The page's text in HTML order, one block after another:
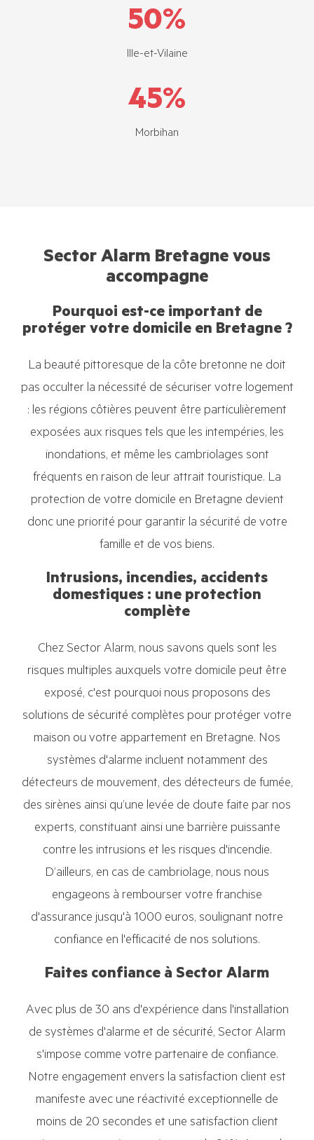
50%
Ille-et-Vilaine
45%
Morbihan
Sector Alarm Bretagne vous
accompagne
Pourquoi est-ce important de
protéger votre domicile en Bretagne ?
La beauté pittoresque de la côte bretonne ne doit
pas occulter la nécessité de sécuriser votre logement
: les régions côtières peuvent être particulièrement
exposées aux risques tels que les intempéries, les
inondations, et même les cambriolages sont
fréquents en raison de leur attrait touristique. La
protection de votre domicile en Bretagne devient
donc une priorité pour garantir la sécurité de votre
famille et de vos biens.
Intrusions, incendies, accidents
domestiques : une protection
complète
Chez Sector Alarm, nous savons quels sont les
risques multiples auxquels votre domicile peut être
exposé, c'est pourquoi nous proposons des
solutions de sécurité complètes pour protéger votre
maison ou votre appartement en Bretagne. Nos
systèmes d'alarme incluent notamment des
détecteurs de mouvement, des détecteurs de fumée,
des sirènes ainsi qu’une levée de doute faite par nos
experts, constituant ainsi une barrière puissante
contre les intrusions et les risques d'incendie.
D’ailleurs, en cas de cambriolage, nous nous
engageons à rembourser votre franchise
d'assurance jusqu'à 1000 euros, soulignant notre
confiance en l'efficacité de nos solutions.
Faites confiance à Sector Alarm
Avec plus de 30 ans d'expérience dans l'installation
de systèmes d'alarme et de sécurité, Sector Alarm
s'impose comme votre partenaire de confiance.
Notre engagement envers la satisfaction client est
manifeste avec une réactivité exceptionnelle de
moins de 20 secondes et une satisfaction client